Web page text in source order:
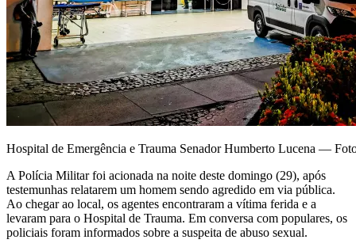
Hospital de Emergência e Trauma Senador Humberto Lucena —
A Polícia Militar foi acionada na noite deste domingo (29), após
testemunhas relatarem um homem sendo agredido em via pública.
Ao chegar ao local, os agentes encontraram a vítima ferida e a
levaram para o Hospital de Trauma. Em conversa com populares, os
policiais foram informados sobre a suspeita de abuso sexual.